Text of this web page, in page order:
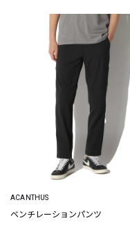
ACANTHUS
ベンチレーションパンツ